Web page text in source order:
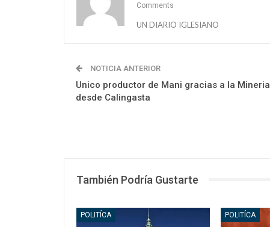
Comments
UN DIARIO IGLESIANO
NOTICIA ANTERIOR
Unico productor de Mani gracias a la Mineria
desde Calingasta
También Podría Gustarte
POLITÍCA POLITÍCA